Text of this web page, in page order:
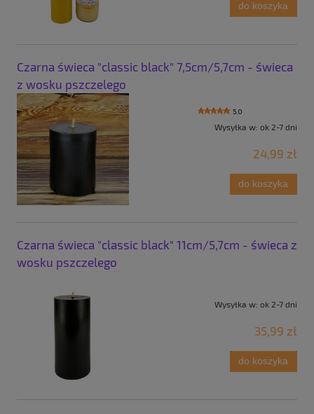
do koszyka
Czarna świeca "classic black" 7,5cm/5,7cm - świeca
z wosku pszczelego
5.0
Wysyłka w: ok 2-7 dni
24,99 zł
do koszyka
Czarna świeca "classic black" 11cm/5,7cm - świeca z
wosku pszczelego
Wysyłka w: ok 2-7 dni
35,99 zł
do koszyka